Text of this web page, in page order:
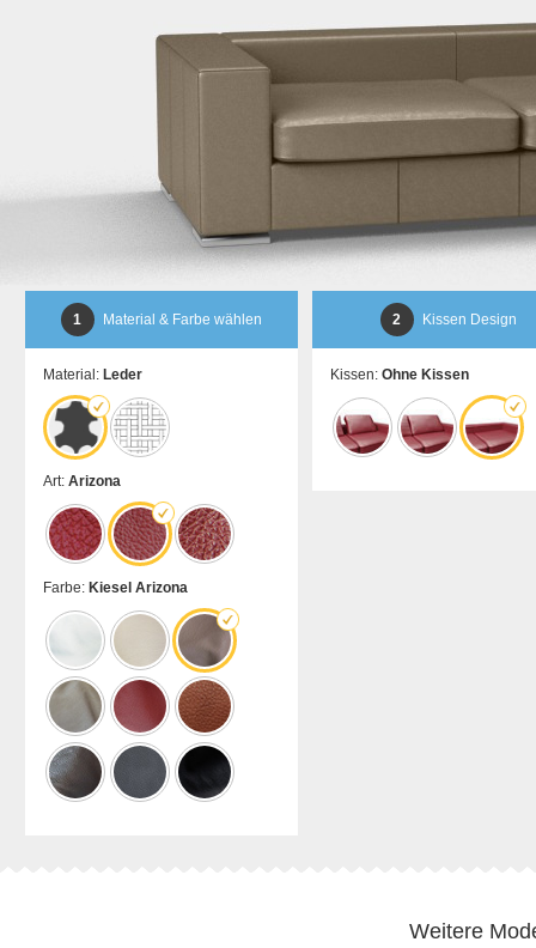
1 Material & Farbe wählen
Material: Leder
Art: Arizona
Farbe: Kiesel Arizona
2 Kissen Design
Kissen: Ohne Kissen
Weitere